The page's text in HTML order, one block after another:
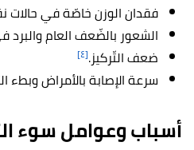
فقدان الوزن خاصّة في حالات
الشعور بالضّعف العام
ضعف التّركيز.[٤]
سرعة الإصابة بالأمراض وبطء
أسباب وعوامل سوء